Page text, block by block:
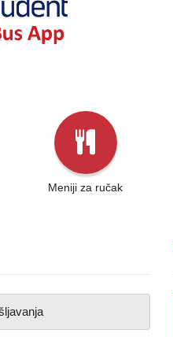
Meniji za ručak